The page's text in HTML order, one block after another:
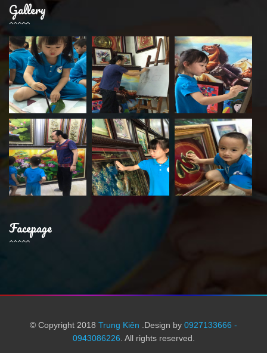
Gallery
Facepage
© Copyright 2018 Trung Kiên .Design by 0927133666 -
0943086226. All rights reserved.